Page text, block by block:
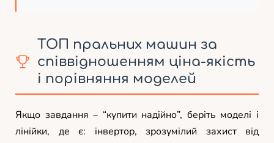
ТОП пральних машин за
співвідношенням ціна-якість
і порівняння моделей
Якщо завдання – “купити надійно”, беріть моделі і
лінійки, де є: інвертор, зрозумілий захист від